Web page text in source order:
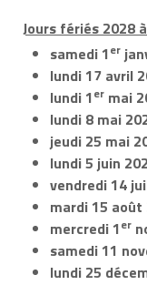
Jours fériés 2028
samedi 1er
lundi 17 avril
lundi 1er mai
lundi 8 mai
jeudi 25 mai
lundi 5 juin
vendredi 14
mardi 15 août
mercredi 1er
samedi 11
lundi 25